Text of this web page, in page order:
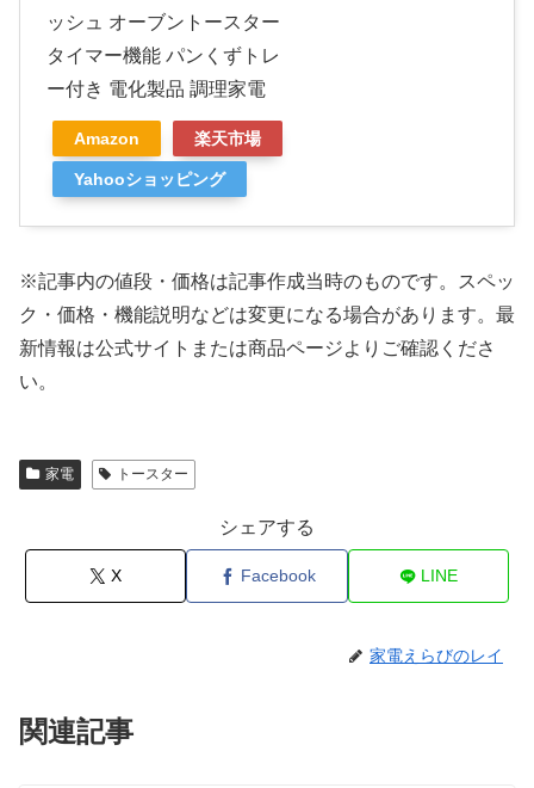
ッシュ オーブントースター
タイマー機能 パンくずトレ
ー付き 電化製品 調理家電
Amazon 楽天市場
Yahooショッピング
※記事内の値段・価格は記事作成当時のものです。
スペッ
ク・価格・機能説明などは変更になる場合があります。最
新情報は公式サイトまたは商品ページよりご確認くださ
い。
家電 トースター
シェアする
X Facebook LINE
家電えらびのレイ
関連記事